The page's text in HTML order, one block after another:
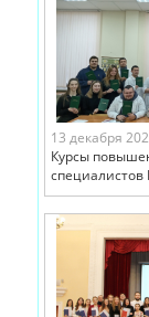
13 декабря
Курсы
специалистов